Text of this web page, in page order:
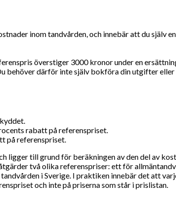
inom tandvården, och innebär att du själv
överstiger 3000 kronor under en
därför inte själv bokföra din utgifter eller
rabatt på referenspriset.
på referenspriset.
ligger till grund för beräkningen av den del av
två olika referenspriser: ett för
i Sverige. I praktiken innebär det att
och inte på priserna som står i prislistan.